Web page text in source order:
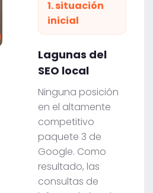
1. situación
inicial
Lagunas del
SEO local
Ninguna posición
en el altamente
competitivo
paquete 3 de
Google. Como
resultado, las
consultas de